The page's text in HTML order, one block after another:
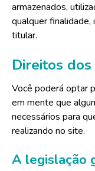
armazenados,
qualquer
titular.
Direitos
Você poderá optar
em mente que
necessários para
realizando no site.
A legislação